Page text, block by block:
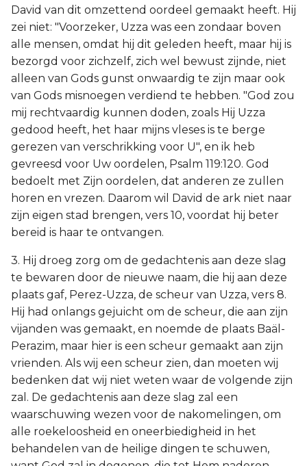
David van dit omzettend oordeel gemaakt heeft. Hij
zei niet: "Voorzeker, Uzza was een zondaar boven
alle mensen, omdat hij dit geleden heeft, maar hij is
bezorgd voor zichzelf, zich wel bewust zijnde, niet
alleen van Gods gunst onwaardig te zijn maar ook
van Gods misnoegen verdiend te hebben. "God zou
mij rechtvaardig kunnen doden, zoals Hij Uzza
gedood heeft, het haar mijns vleses is te berge
gerezen van verschrikking voor U", en ik heb
gevreesd voor Uw oordelen, Psalm 119:120. God
bedoelt met Zijn oordelen, dat anderen ze zullen
horen en vrezen. Daarom wil David de ark niet naar
zijn eigen stad brengen, vers 10, voordat hij beter
bereid is haar te ontvangen.
3. Hij droeg zorg om de gedachtenis aan deze slag
te bewaren door de nieuwe naam, die hij aan deze
plaats gaf, Perez-Uzza, de scheur van Uzza, vers 8.
Hij had onlangs gejuicht om de scheur, die aan zijn
vijanden was gemaakt, en noemde de plaats Baäl-
Perazim, maar hier is een scheur gemaakt aan zijn
vrienden. Als wij een scheur zien, dan moeten wij
bedenken dat wij niet weten waar de volgende zijn
zal. De gedachtenis aan deze slag zal een
waarschuwing wezen voor de nakomelingen, om
alle roekeloosheid en oneerbiedigheid in het
behandelen van de heilige dingen te schuwen,